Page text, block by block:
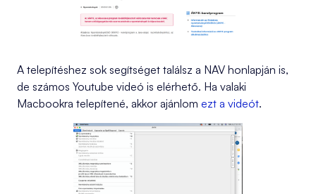
A telepítéshez sok segítséget találsz a NAV honlapján is,
de számos Youtube videó is elérhető. Ha valaki
Macbookra telepítené, akkor ajánlom ezt a videót.